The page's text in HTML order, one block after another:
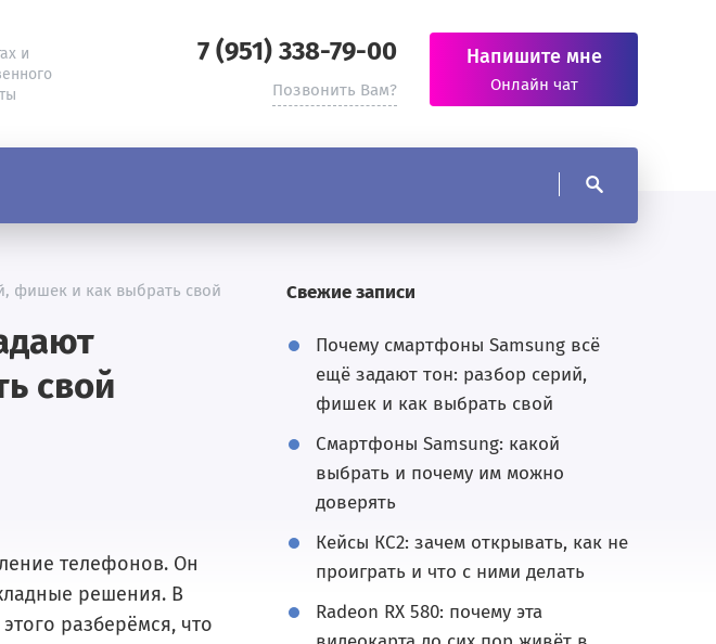
и
7 (951) 338-79-00
Позвонить Вам?
Напишите мне
Онлайн чат
фишек и как выбрать свой
свой
телефонов. Он
решения. В
разберёмся, что
Свежие записи
Почему смартфоны Samsung всё
ещё задают тон: разбор серий,
фишек и как выбрать свой
Смартфоны Samsung: какой
выбрать и почему им можно
доверять
Кейсы КС2: зачем открывать, как не
проиграть и что с ними делать
Radeon RX 580: почему эта